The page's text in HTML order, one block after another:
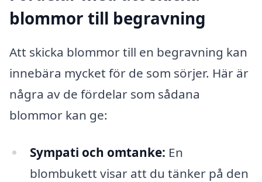
blommor till begravning
Att skicka blommor till en begravning kan
innebära mycket för de som sörjer. Här är
några av de fördelar som sådana
blommor kan ge:
Sympati och omtanke: En
blombukett visar att du tänker på den